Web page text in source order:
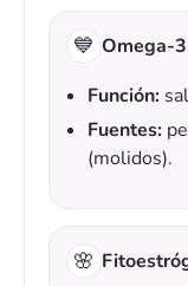
💙 Omega-3
Función:
Fuentes:
(molidos).
🌸